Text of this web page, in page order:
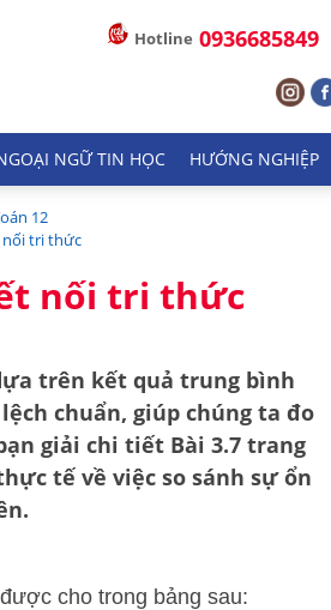
Hotline 0936685849
NGỮ TIN HỌC HƯỚNG NGHIỆP
12
nối tri thức
nối tri thức
trên kết quả trung bình
chuẩn, giúp chúng ta đo
giải chi tiết Bài 3.7 trang
tế về việc so sánh sự ổn
cho trong bảng sau: